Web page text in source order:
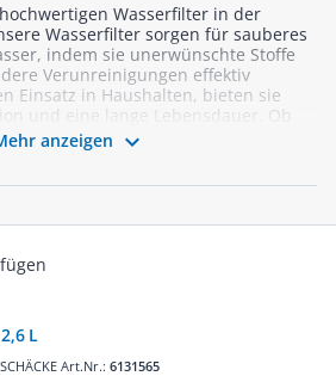
Wasserfilter in der
Wasserfilter sorgen für sauberes
indem sie unerwünschte Stoffe
Verunreinigungen effektiv
Einsatz in Haushalten, bieten sie
und eine lange Lebensdauer. Ob
oder spezielle Anforderungen –
Lösung. Vertrauen Sie auf
anzeigen 
L
SCHÄCKE Art.Nr.: 6131565